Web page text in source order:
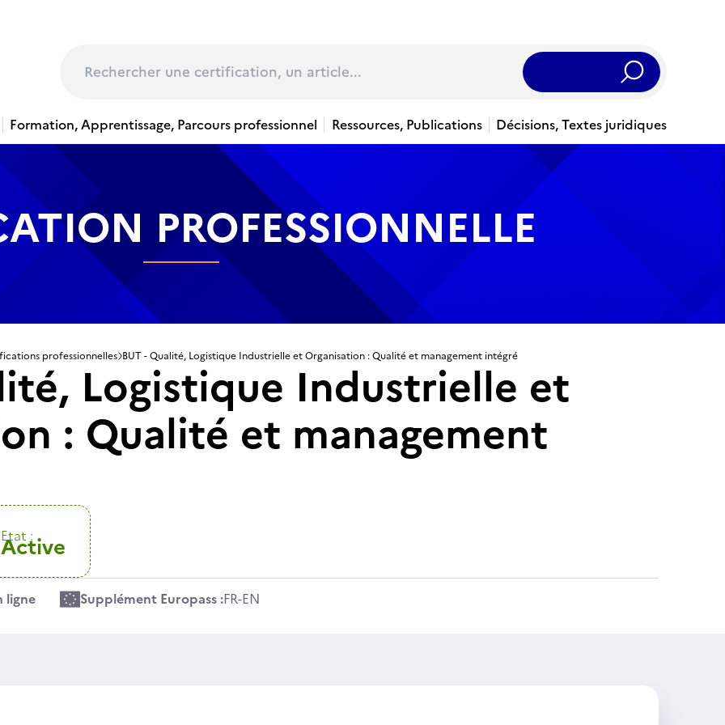
Rechercher
Formation, Apprentissage, Parcours professionnel Ressources, Publications Décisions, Textes juridiques
PROFESSIONNELLE
professionnelles BUT - Qualité, Logistique Industrielle et Organisation : Qualité et management intégré
Logistique Industrielle et
: Qualité et management
Etat :
Active
ligne Supplément Europass :FR-EN